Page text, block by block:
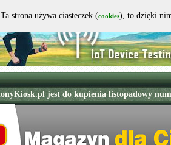
Ta strona używa ciasteczek (cookies), to dzięki